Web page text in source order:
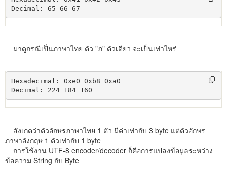
Decimal: 65 66 67
มาดูกรณีเป็นภาษาไทย ตัว "ภ" ตัวเดียว จะเป็นเท่าไหร่
Hexadecimal: 0xe0 0xb8 0xa0
Decimal: 224 184 160
สังเกตว่าตัวอักษรภาษาไทย 1 ตัว มีค่าเท่ากับ 3 byte แต่ตัวอักษร
ภาษาอังกฤษ 1 ตัวเท่ากับ 1 byte
การใช้งาน UTF-8 encoder/decoder ก็คือการแปลงข้อมูลระหว่าง
ข้อความ String กับ Byte